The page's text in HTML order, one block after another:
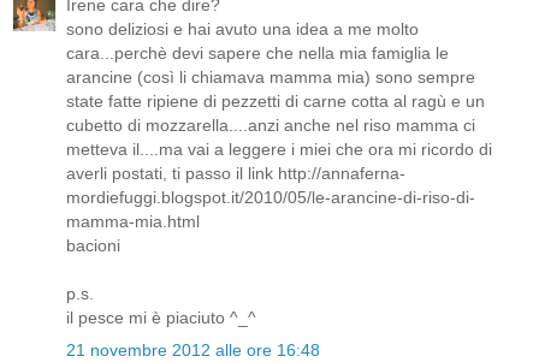
Irene cara che dire?
sono deliziosi e hai avuto una idea a me molto
cara...perchè devi sapere che nella mia famiglia le
arancine (così li chiamava mamma mia) sono sempre
state fatte ripiene di pezzetti di carne cotta al ragù e un
cubetto di mozzarella....anzi anche nel riso mamma ci
metteva il....ma vai a leggere i miei che ora mi ricordo di
averli postati, ti passo il link http://annaferna-
mordiefuggi.blogspot.it/2010/05/le-arancine-di-riso-di-
mamma-mia.html
bacioni
p.s.
il pesce mi è piaciuto ^_^
21 novembre 2012 alle ore 16:48